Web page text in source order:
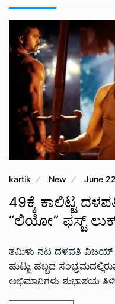
kartik New June
49ಕ್ಕೆ‌ ಕಾಲಿಟ್ಟ
“ಲಿಯೋ” ಫಸ್ಟ್
ತಮಿಳು ನಟ ದಳಪತಿ ವಿಜಯ್ ಗೆ
ಹುಟ್ಟು ಹಬ್ಬದ
ಅಭಿಮಾನಿಗಳು ಶುಭಾಶಯ